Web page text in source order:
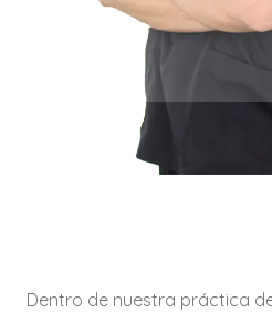
Dentro de nuestra práctica